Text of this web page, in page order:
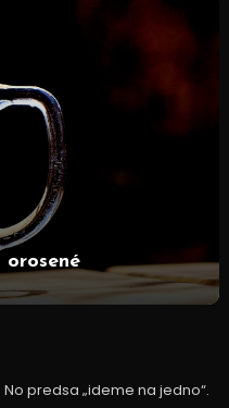
orosené
predsa „ideme na jedno“.